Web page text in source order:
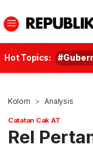
Hot Topics:
Kolom Analysis
Catatan Cak AT
Rel